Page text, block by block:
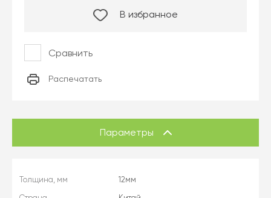
В избранное
Сравнить
Распечатать
Параметры
Толщина, мм
12мм